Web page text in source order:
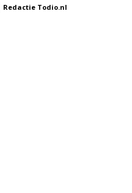
Redactie Todio.nl